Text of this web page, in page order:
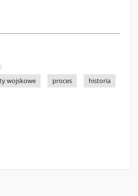
wojskowe proces historia